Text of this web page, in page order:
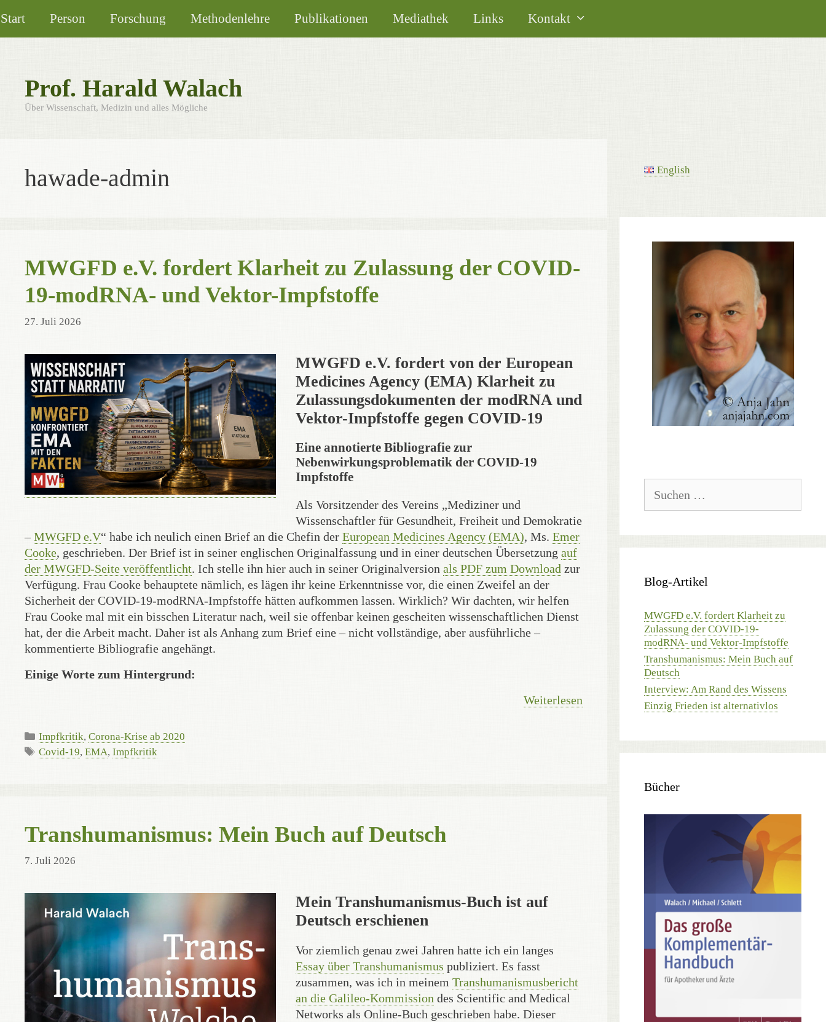
Inhalt
springen
Start Person Forschung Methodenlehre Publikationen Mediathek Links Kontakt
Prof. Harald Walach
Über Wissenschaft, Medizin und alles Mögliche
hawade-admin
MWGFD e.V. fordert Klarheit zu Zulassung der COVID-
19-modRNA- und Vektor-Impfstoffe
27. Juli 2026
MWGFD e.V. fordert von der European
Medicines Agency (EMA) Klarheitzu
Zulassungsdokumenten der modRNA und
Vektor-Impfstoffe gegen COVID-19
Eine annotierte Bibliografie zur
Nebenwirkungsproblematik der COVID-19
Impfstoffe
Als Vorsitzender des Vereins „Mediziner und
Wissenschaftler für Gesundheit, Freiheit und Demokratie
–MWGFD e.V“ habe ich neulich einen Brief an die Chefin der European Medicines Agency (EMA), Ms. Emer
Cooke, geschrieben. Der Brief ist in seiner englischen Originalfassung und in einer deutschen Übersetzung auf
der MWGFD-Seite veröffentlicht. Ich stelle ihn hier auch in seiner Originalversion als PDF zum Download zur
Verfügung. Frau Cooke behauptete nämlich, es lägen ihr keine Erkenntnisse vor, die einen Zweifel an der
Sicherheit der COVID-19-modRNA-Impfstoffe hätten aufkommen lassen. Wirklich? Wir dachten, wir helfen
Frau Cooke mal mit ein bisschen Literatur nach, weil sie offenbar keinen gescheiten wissenschaftlichen Dienst
hat, der die Arbeit macht. Daher ist als Anhang zum Brief eine – nicht vollständige, aber ausführliche –
kommentierte Bibliografie angehängt.
Einige Worte zum Hintergrund:
Weiterlesen
Kategorien
Impfkritik,Corona-Krise ab 2020
Schlagwörter
Covid-19,EMA,Impfkritik
Transhumanismus: Mein Buch auf Deutsch
7. Juli 2026
Mein Transhumanismus-Buch ist auf
Deutsch erschienen
Vor ziemlich genau zwei Jahren hatte ich ein langes
Essay über Transhumanismus publiziert. Es fasst
zusammen, was ich in meinem Transhumanismusbericht
an die Galileo-Kommission des Scientific and Medical
Networks als Online-Buch geschrieben habe. Dieser
English
nach:
Blog-Artikel
MWGFD e.V. fordert Klarheit zu
Zulassung der COVID-19-
modRNA- und Vektor-Impfstoffe
Transhumanismus: Mein Buch auf
Deutsch
Interview: Am Rand des Wissens
Einzig Frieden ist alternativlos
Bücher